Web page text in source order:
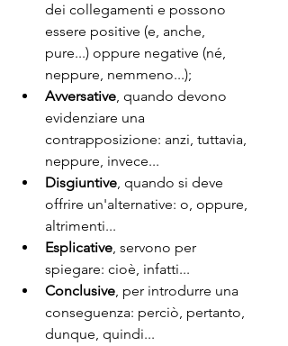
dei collegamenti e possono
essere positive (e, anche,
pure...) oppure negative (né,
neppure, nemmeno...);
Avversative, quando devono
evidenziare una
contrapposizione: anzi, tuttavia,
neppure, invece...
Disgiuntive, quando si deve
offrire un'alternative: o, oppure,
altrimenti...
Esplicative, servono per
spiegare: cioè, infatti...
Conclusive, per introdurre una
conseguenza: perciò, pertanto,
dunque, quindi...